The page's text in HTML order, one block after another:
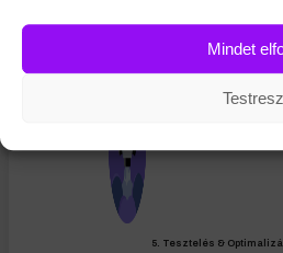
Mindet
arra, hogy a felület mobilon és asztali gépen is
Ebben a szakaszban kérjük el tőled a szükséges
5. Tesztelés &